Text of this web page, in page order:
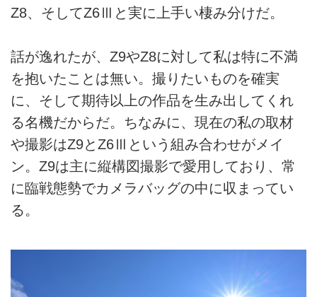
Z8、そしてZ6Ⅲと実に上手い棲み分けだ。
話が逸れたが、Z9やZ8に対して私は特に不満
を抱いたことは無い。撮りたいものを確実
に、そして期待以上の作品を生み出してくれ
る名機だからだ。ちなみに、現在の私の取材
や撮影はZ9とZ6Ⅲという組み合わせがメイ
ン。Z9は主に縦構図撮影で愛用しており、常
に臨戦態勢でカメラバッグの中に収まってい
る。